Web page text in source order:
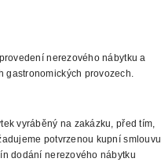
nerezového nábytku a
gastronomických provozech.
vyráběný na zakázku, před tím,
potvrzenou kupní smlouvu
dodání nerezového nábytku